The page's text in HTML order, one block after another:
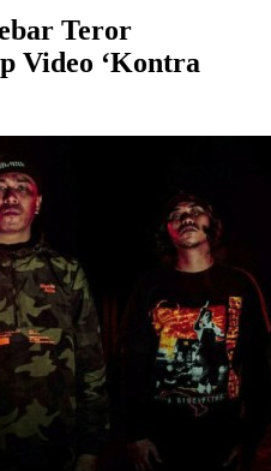
Teror
Video ‘Kontra